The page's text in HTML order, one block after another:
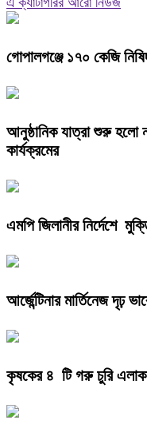
গোপালগঞ্জে ১৭০ কেজি
আনুষ্ঠানিক যাত্রা শুরু হলো
কার্যক্রমের
এমপি জিলানীর নির্দেশে
আর্জেন্টিনার মার্তিনেজ দৃঢ়
কৃষকের ৪ টি গরু চুরি